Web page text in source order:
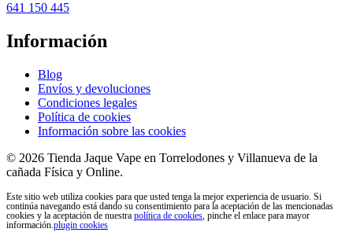
641 150 445
Información
Blog
Envíos y devoluciones
Condiciones legales
Política de cookies
Información sobre las cookies
© 2026 Tienda Jaque Vape en Torrelodones y Villanueva de la
cañada Física y Online.
Este sitio web utiliza cookies para que usted tenga la mejor experiencia de usuario. Si
continúa navegando está dando su consentimiento para la aceptación de las mencionadas
cookies y la aceptación de nuestra política de cookies, pinche el enlace para mayor
información.plugin cookies